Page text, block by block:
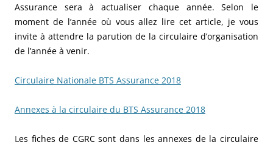
Assurance sera à actualiser chaque année. Selon le
moment de l’année où vous allez lire cet article, je vous
invite à attendre la parution de la circulaire d’organisation
de l’année à venir.
Circulaire Nationale BTS Assurance 2018
Annexes à la circulaire du BTS Assurance 2018
Les fiches de CGRC sont dans les annexes de la circulaire